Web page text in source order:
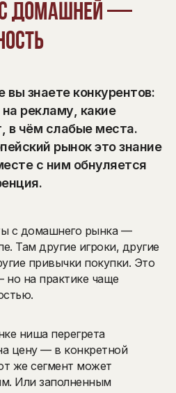
с домашней —
знаете конкурентов:
рекламу, какие
в чём слабые места.
рынок это знание
с ним обнуляется
с домашнего рынка —
Там другие игроки, другие
привычки покупки. Это
но на практике чаще
ниша перегрета
цену — в конкретной
же сегмент может
Или заполненным